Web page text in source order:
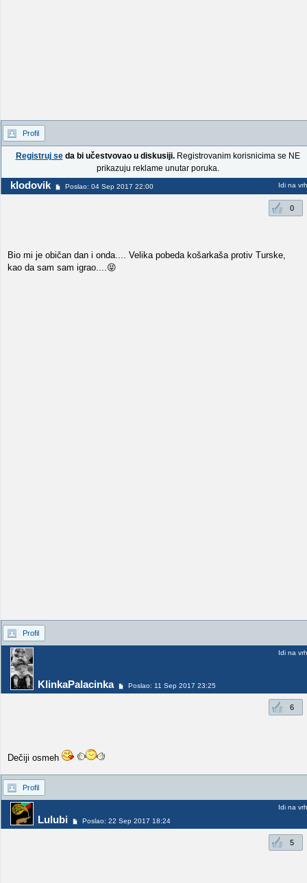
Profil
Registruj seda bi učestvovao u diskusiji.Registrovanim korisnicima se NE
prikazuju reklame unutar poruka.
klodovik Poslao: 04 Sep 2017 22:00 Idi na vrh
0
Bio mi je običan dan i onda.... Velika pobeda košarkaša protiv Turske,
kao da sam sam igrao....😝
Profil
KlinkaPalacinka Poslao: 11 Sep 2017 23:25
Idi na vrh
6
Dečiji osmeh
Profil
Lulubi Poslao: 22 Sep 2017 18:24
Idi na vrh
5